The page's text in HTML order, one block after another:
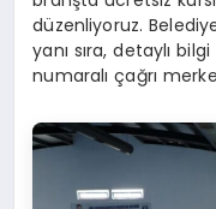
düzenliyoruz.
yanı sıra, detaylı
numaralı çağrı